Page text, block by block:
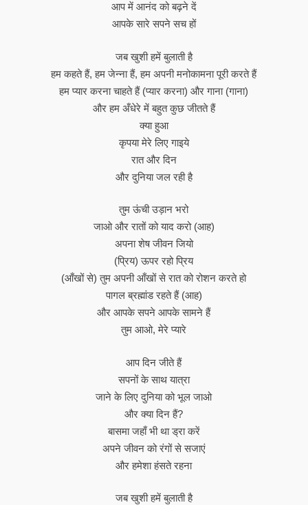
आप में आनंद को बढ़ने दें
आपके सारे सपने सच हों
जब खुशी हमें बुलाती है
हम कहते हैं, हम जेन्ना हैं, हम अपनी मनोकामना पूरी करते हैं
हम प्यार करना चाहते हैं (प्यार करना) और गाना (गाना)
और हम अँधेरे में बहुत कुछ जीतते हैं
क्या हुआ
कृपया मेरे लिए गाइये
रात और दिन
और दुनिया जल रही है
तुम ऊंची उड़ान भरो
जाओ और रातों को याद करो (आह)
अपना शेष जीवन जियो
(प्रिय) ऊपर रहो प्रिय
(आँखों से) तुम अपनी आँखों से रात को रोशन करते हो
पागल ब्रह्मांड रहते हैं (आह)
और आपके सपने आपके सामने हैं
तुम आओ, मेरे प्यारे
आप दिन जीते हैं
सपनों के साथ यात्रा
जाने के लिए दुनिया को भूल जाओ
और क्या दिन हैं?
बासमा जहाँ भी था ड्रा करें
अपने जीवन को रंगों से सजाएं
और हमेशा हंसते रहना
जब खुशी हमें बुलाती है